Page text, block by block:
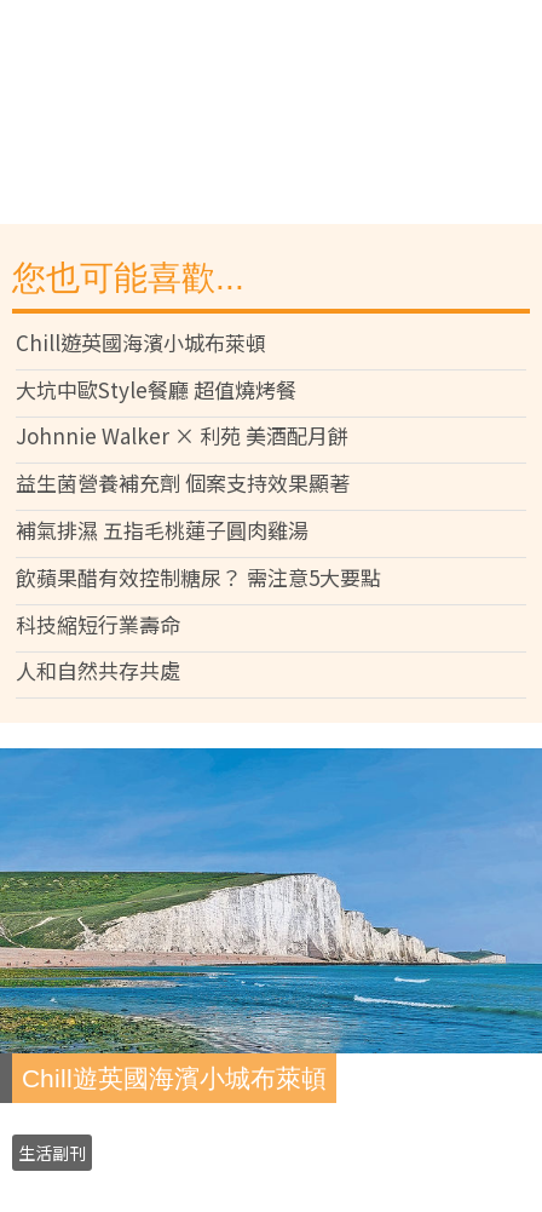
您也可能喜歡...
Chill遊英國海濱小城布萊頓
大坑中歐Style餐廳 超值燒烤餐
Johnnie Walker × 利苑 美酒配月餅
益生菌營養補充劑 個案支持效果顯著
補氣排濕 五指毛桃蓮子圓肉雞湯
飲蘋果醋有效控制糖尿？ 需注意5大要點
科技縮短行業壽命
人和自然共存共處
Chill遊英國海濱小城布萊頓
生活副刊